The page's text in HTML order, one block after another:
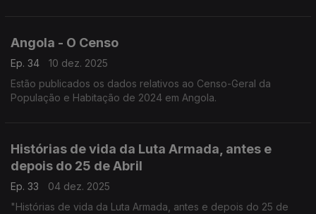
Angola - O Censo
Ep. 34
10 dez. 2025
Estão publicados os dados relativos ao Censo-Geral da
População e Habitação de 2024 em Angola.
Histórias de vida da Luta Armada, antes e
depois do 25 de Abril
Ep. 33
04 dez. 2025
"Histórias de vida da Luta Armada, antes e depois do 25 de